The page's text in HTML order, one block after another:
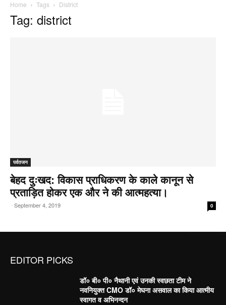
Home Tags District
Tag: district
पर्वतजन
बेहद दुःखद: विकास प्राधिकरण के काले कानून से
प्रताड़ित होकर एक और ने की आत्महत्या।
-September 4, 2019 0
EDITOR PICKS
डॉ० बी० पी० नैथानी एवं उनकी स्वछता टीम ने
नवनियुक्त CMO डॉ० मेघना असवाल का किया आत्मीय
स्वागत व अभिनन्दन